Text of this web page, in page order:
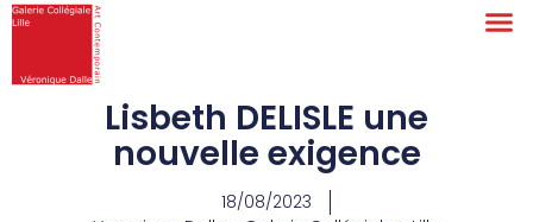
Lisbeth DELISLE une
nouvelle exigence
18/08/2023